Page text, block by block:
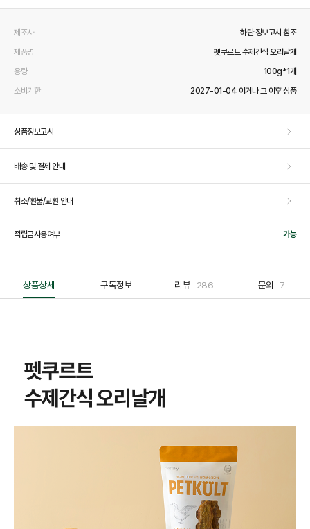
제조사
하단 정보고시 참조
제품명
펫쿠르트 수제간식 오리날개
용량
100g*1개
소비기한
2027-01-04 이거나 그 이후 상품
상품정보고시
배송 및 결제 안내
취소/환불/교환 안내
적립금사용여부 가능
상품상세 구독정보 리뷰 286 문의 7